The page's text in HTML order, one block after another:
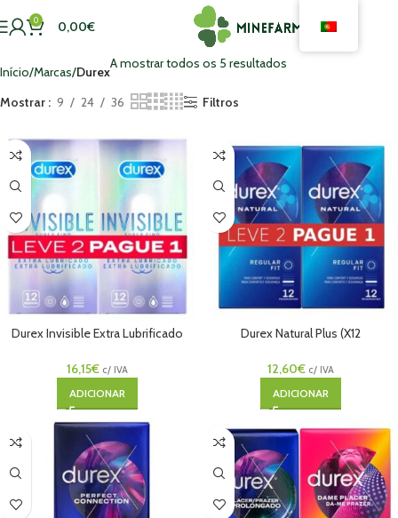
0 0,00€
Início Marcas Durex
A mostrar todos os 5 resultados
Mostrar 9 24 36 Filtros
Durex Invisible Extra Lubrificado
16,15€ c/ IVA
ADICIONAR
Durex Natural Plus (X12
12,60€ c/ IVA
ADICIONAR